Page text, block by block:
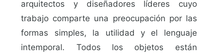
arquitectos y diseñadores líderes cuyo
trabajo comparte una preocupación por las
formas simples, la utilidad y el lenguaje
intemporal. Todos los objetos están